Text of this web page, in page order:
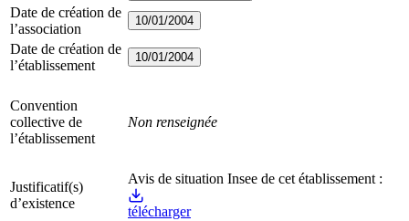
Date de création de
l’association
10/01/2004
Date de création de
l’établissement
10/01/2004
Convention
collective de
l’établissement
Non renseignée
Justificatif(s)
d’existence
Avis de situation Insee de cet établissement :
télécharger